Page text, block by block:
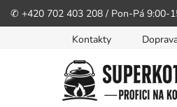
✆ +420 702 403 208 / Pon-Pá 9:00-
Kontakty